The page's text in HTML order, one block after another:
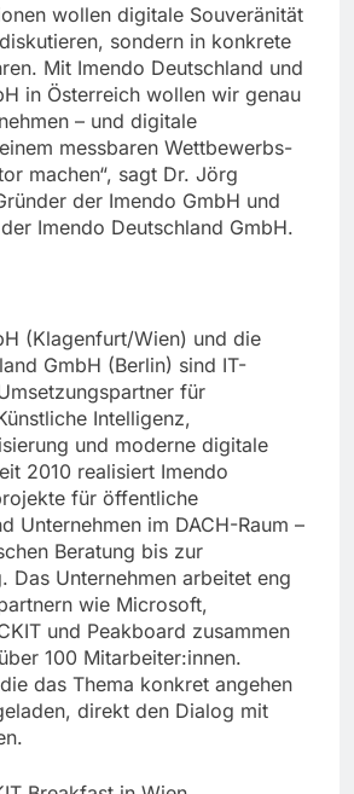
wollen digitale Souveränität
sondern in konkrete
Mit Imendo Deutschland und
in Österreich wollen wir genau
– und digitale
messbaren Wettbewerbs-
machen“, sagt Dr. Jörg
der Imendo GmbH und
Imendo Deutschland GmbH.
(Klagenfurt/Wien) und die
GmbH (Berlin) sind IT-
für
Intelligenz,
und moderne digitale
2010 realisiert Imendo
für öffentliche
Unternehmen im DACH-Raum –
Beratung bis zur
Das Unternehmen arbeitet eng
wie Microsoft,
und Peakboard zusammen
100 Mitarbeiter:innen.
das Thema konkret angehen
direkt den Dialog mit